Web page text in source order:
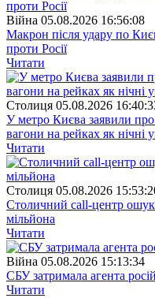
Війна 05.08.2026 16:56:08
Макрон після удару по
проти Росії
Читати
Столиця 05.08.2026
У метро Києва заявили
вагони на рейках як нічні
Читати
Столиця 05.08.2026
Столичний call-центр
мільйона
Читати
Війна 05.08.2026 15:13:34
СБУ затримала агента
Читати